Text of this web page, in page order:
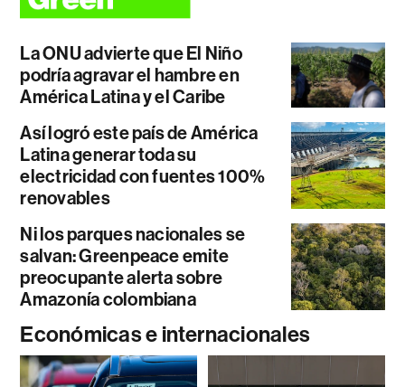
La ONU advierte que El Niño
podría agravar el hambre en
América Latina y el Caribe
Así logró este país de América
Latina generar toda su
electricidad con fuentes 100%
renovables
Ni los parques nacionales se
salvan: Greenpeace emite
preocupante alerta sobre
Amazonía colombiana
Económicas e internacionales